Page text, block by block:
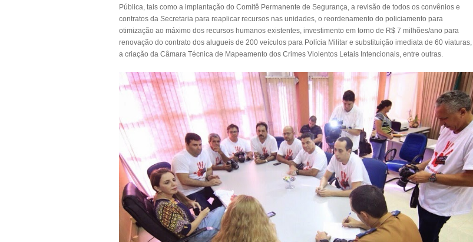
Pública, tais como a implantação do Comitê Permanente de Segurança, a revisão de todos os convênios e
contratos da Secretaria para reaplicar recursos nas unidades, o reordenamento do policiamento para
otimização ao máximo dos recursos humanos existentes, investimento em torno de R$ 7 milhões/ano para
renovação do contrato dos alugueis de 200 veículos para Polícia Militar e substituição imediata de 60 viaturas,
a criação da Câmara Técnica de Mapeamento dos Crimes Violentos Letais Intencionais, entre outras.